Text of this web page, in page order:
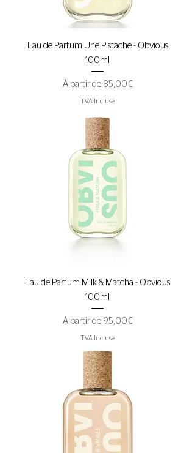
Eau de Parfum Une Pistache - Obvious
100ml
À partir de 85,00 €
Prix promotionnel
TVA Incluse
Eau de Parfum Milk & Matcha - Obvious
100ml
À partir de 95,00 €
Prix promotionnel
TVA Incluse